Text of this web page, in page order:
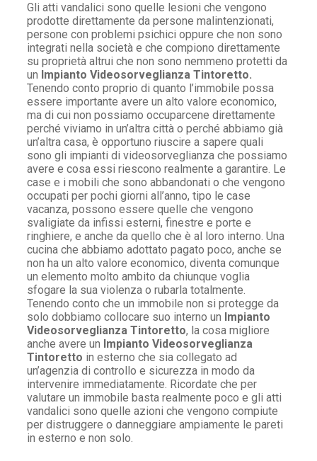
Gli atti vandalici sono quelle lesioni che vengono
prodotte direttamente da persone malintenzionati,
persone con problemi psichici oppure che non sono
integrati nella società e che compiono direttamente
su proprietà altrui che non sono nemmeno protetti da
un Impianto Videosorveglianza Tintoretto.
Tenendo conto proprio di quanto l’immobile possa
essere importante avere un alto valore economico,
ma di cui non possiamo occuparcene direttamente
perché viviamo in un’altra città o perché abbiamo già
un’altra casa, è opportuno riuscire a sapere quali
sono gli impianti di videosorveglianza che possiamo
avere e cosa essi riescono realmente a garantire. Le
case e i mobili che sono abbandonati o che vengono
occupati per pochi giorni all’anno, tipo le case
vacanza, possono essere quelle che vengono
svaligiate da infissi esterni, finestre e porte e
ringhiere, e anche da quello che è al loro interno. Una
cucina che abbiamo adottato pagato poco, anche se
non ha un alto valore economico, diventa comunque
un elemento molto ambito da chiunque voglia
sfogare la sua violenza o rubarla totalmente.
Tenendo conto che un immobile non si protegge da
solo dobbiamo collocare suo interno un Impianto
Videosorveglianza Tintoretto, la cosa migliore
anche avere un Impianto Videosorveglianza
Tintoretto in esterno che sia collegato ad
un’agenzia di controllo e sicurezza in modo da
intervenire immediatamente. Ricordate che per
valutare un immobile basta realmente poco e gli atti
vandalici sono quelle azioni che vengono compiute
per distruggere o danneggiare ampiamente le pareti
in esterno e non solo.